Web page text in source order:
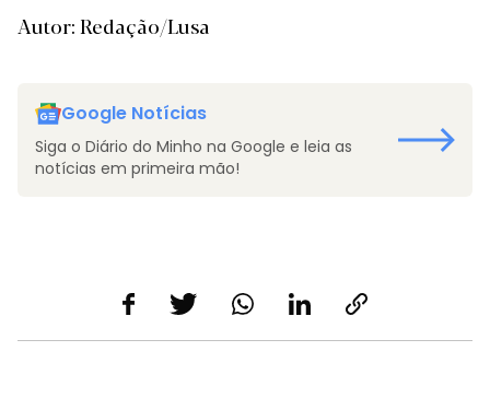
Autor: Redação/Lusa
Google Notícias
Siga o Diário do Minho na Google e leia as
notícias em primeira mão!